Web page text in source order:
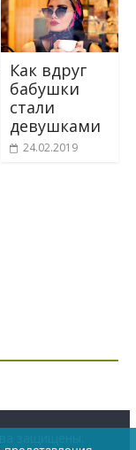
Как вдруг
бабушки
стали
девушками
24.02.2019